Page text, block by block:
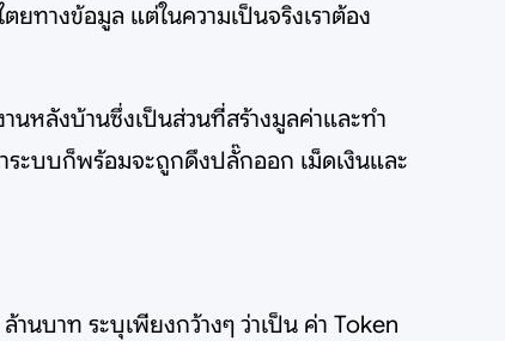
ทางข้อมูล แต่ในความเป็นจริงเราต้อง
หลังบ้านซึ่งเป็นส่วนที่สร้างมูลค่าและทำ
ะบบก็พร้อมจะถูกดึงปลั๊กออก เม็ดเงินและ
นบาท ระบุเพียงกว้างๆ ว่าเป็น ค่า Token